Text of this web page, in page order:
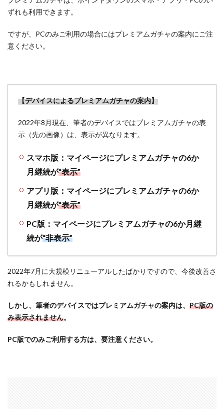
ずれも利用できます。
ですが、PCのみご利用の場合にはプレミアムガチャの案内にご注
意ください。
【デバイスによるプレミアムガチャの案内】
2022年8月現在、筆者のデバイスではプレミアムガチャの表
示（先の画像）は、表示が異なります。
スマホ版：マイページにプレミアムガチャの6か
月継続が“表示”
アプリ版：マイページにプレミアムガチャの6か
月継続が“表示”
PC版：マイページにプレミアムガチャの6か月継
続が“非表示”
2022年7月に大規模リニューアルしたばかりですので、今後改善さ
れるかもしれません。
しかし、筆者のデバイスではプレミアムガチャの案内は、 PC版の
み表示されません。
PC版でのみご利用する方は、要注意ください。